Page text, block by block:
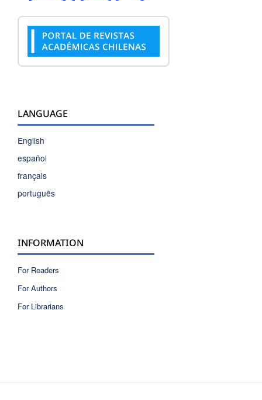
LANGUAGE
English
español
français
português
INFORMATION
For Readers
For Authors
For Librarians